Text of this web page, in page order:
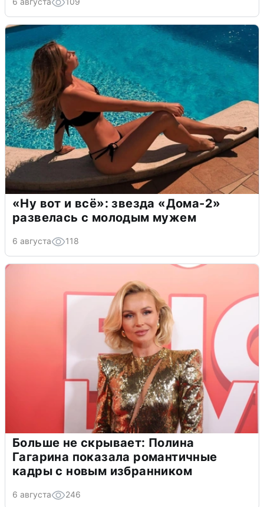
«Ну вот и всё»: звезда «Дома-2»
развелась с молодым мужем
6 августа 118
Больше не скрывает: Полина
Гагарина показала романтичные
кадры с новым избранником
6 августа 246